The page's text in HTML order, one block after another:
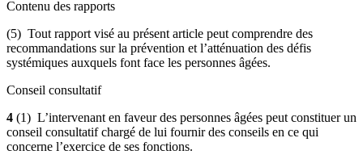
Contenu des rapports
(5) Tout rapport visé au présent article peut comprendre des
recommandations sur la prévention et l’atténuation des défis
systémiques auxquels font face les personnes âgées.
Conseil consultatif
4 (1) L’intervenant en faveur des personnes âgées peut constituer un
conseil consultatif chargé de lui fournir des conseils en ce qui
concerne l’exercice de ses fonctions.